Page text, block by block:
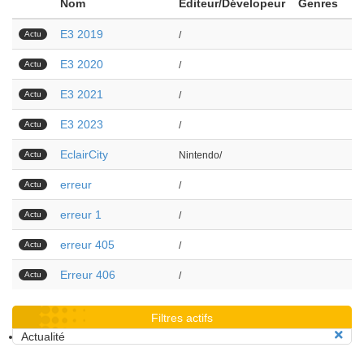
Nom Editeur/Dévelopeur Genres
Actu E3 2019 /
Actu E3 2020 /
Actu E3 2021 /
Actu E3 2023 /
Actu EclairCity Nintendo/
Actu erreur /
Actu erreur 1 /
Actu erreur 405 /
Actu Erreur 406 /
Filtres actifs
Actualité